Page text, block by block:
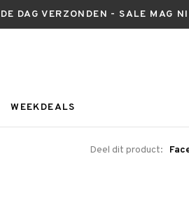
DAG VERZONDEN - SALE MAG
WEEKDEALS
Deel dit product: